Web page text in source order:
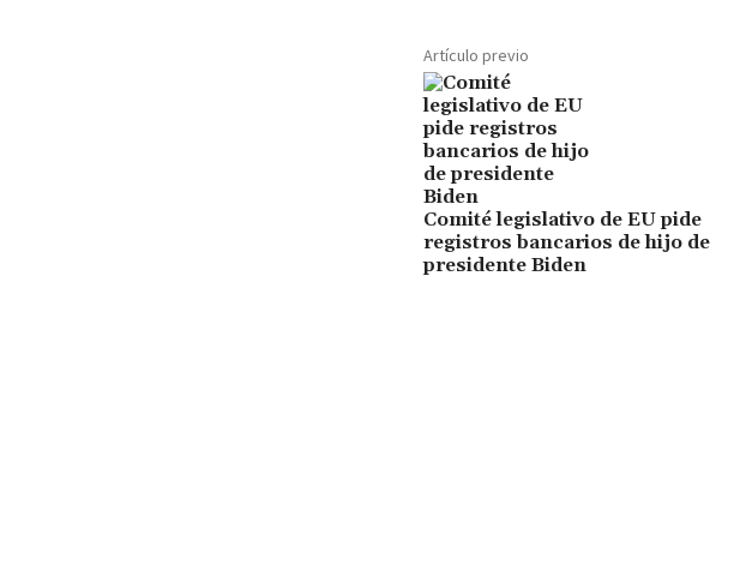
Artículo previo
Comité legislativo de EU pide
registros bancarios de hijo de
presidente Biden